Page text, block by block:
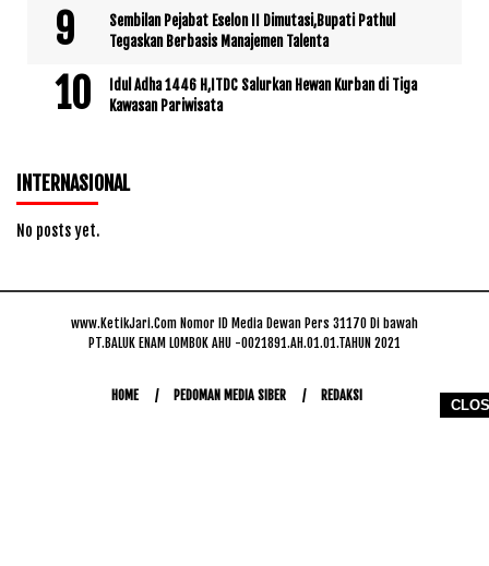
Sembilan Pejabat Eselon II Dimutasi,Bupati Pathul
Tegaskan Berbasis Manajemen Talenta
Idul Adha 1446 H,ITDC Salurkan Hewan Kurban di Tiga
Kawasan Pariwisata
INTERNASIONAL
No posts yet.
www.KetikJari.Com Nomor ID Media Dewan Pers 31170 Di bawah
PT.BALUK ENAM LOMBOK AHU -0021891.AH.01.01.TAHUN 2021
HOME PEDOMAN MEDIA SIBER REDAKSI